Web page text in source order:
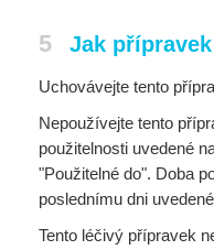
5 Jak
Uchovávejte tento
Nepoužívejte tento
použitelnosti uvedené
"Použitelné do". Doba
poslednímu dni
Tento léčivý přípravek